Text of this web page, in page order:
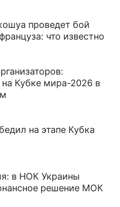
проведет бой
что известно
Кубке мира-2026 в
на этапе Кубка
в НОК Украины
решение МОК